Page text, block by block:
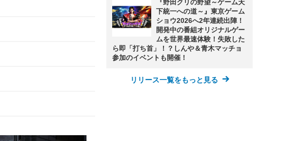
『野田クリの野望～ゲーム天
下統一への道～』東京ゲーム
ショウ2026へ2年連続出陣！
開発中の番組オリジナルゲー
ムを世界最速体験！失敗した
ら即「打ち首」！？しんや＆青木マッチョ
参加のイベントも開催！
リリース一覧をもっと見る